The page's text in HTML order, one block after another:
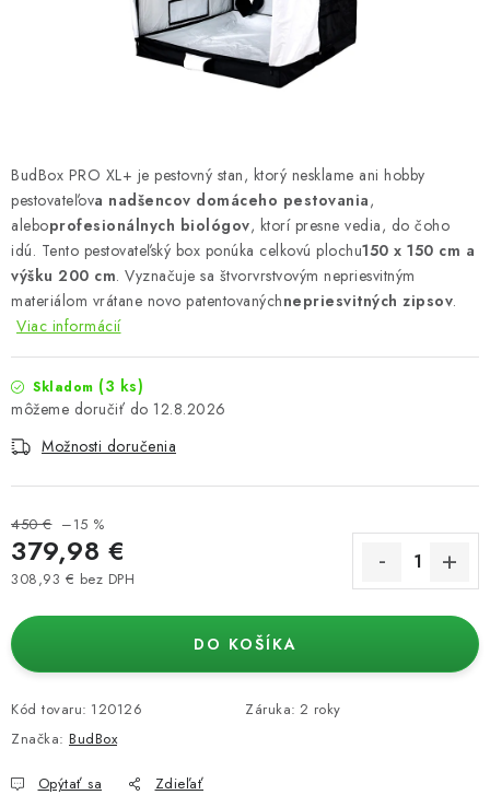
Podmienky o ochrane osobných údajov
BudBox PRO XL+ je pestovný stan, ktorý nesklame ani hobby
pestovateľova nadšencov domáceho pestovania,
aleboprofesionálnych biológov, ktorí presne vedia, do čoho
idú. Tento pestovateľský box ponúka celkovú plochu150 x 150 cm a
výšku 200 cm. Vyznačuje sa štvorvrstvovým nepriesvitným
materiálom vrátane novo patentovanýchnepriesvitných zipsov.
Viac informácií
Skladom (3 ks)
12.8.2026
Možnosti doručenia
450 € –15 %
379,98 €
308,93 € bez DPH
DO KOŠÍKA
Kód tovaru: 120126 Záruka: 2 roky
Značka: BudBox
Opýtať sa Zdieľať